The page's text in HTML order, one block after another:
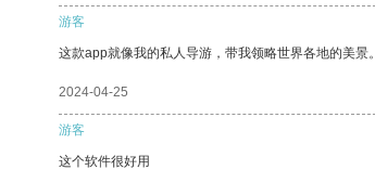
游客
这款app就像我的私人导游，带我领略世界各地的美景。
2024-04-25
游客
这个软件很好用